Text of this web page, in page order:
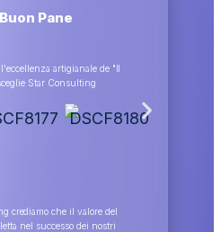
Pane
artigianale de "Il
Star Consulting
crediamo che il valore del
nel successo dei nostri